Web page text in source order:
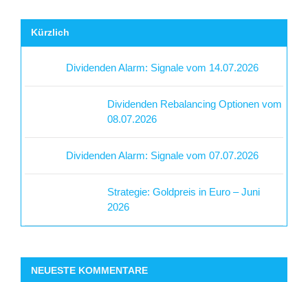
Kürzlich
Dividenden Alarm: Signale vom 14.07.2026
Dividenden Rebalancing Optionen vom
08.07.2026
Dividenden Alarm: Signale vom 07.07.2026
Strategie: Goldpreis in Euro – Juni
2026
NEUESTE KOMMENTARE